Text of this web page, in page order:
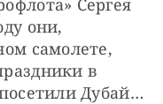
Сергея
они,
самолете,
в
Дубай…